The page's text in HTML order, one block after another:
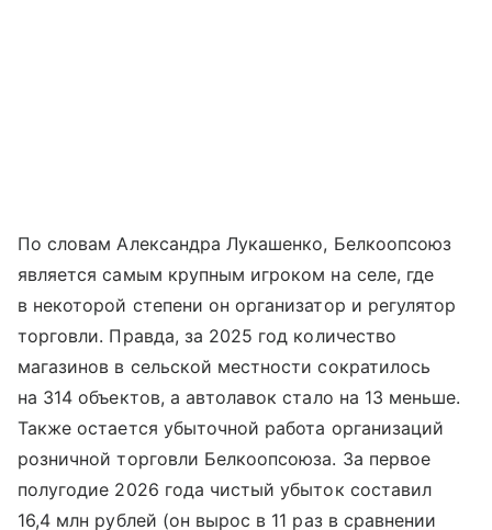
По словам Александра Лукашенко, Белкоопсоюз
является самым крупным игроком на селе, где
в некоторой степени он организатор и регулятор
торговли. Правда, за 2025 год количество
магазинов в сельской местности сократилось
на 314 объектов, а автолавок стало на 13 меньше.
Также остается убыточной работа организаций
розничной торговли Белкоопсоюза. За первое
полугодие 2026 года чистый убыток составил
16,4 млн рублей (он вырос в 11 раз в сравнении